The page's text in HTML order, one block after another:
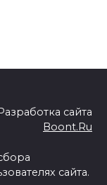
Разработка сайта
Boont.Ru
сайта.